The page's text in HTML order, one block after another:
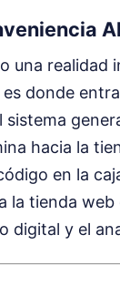
una
donde
hacia la
en la
la tienda
digital y el